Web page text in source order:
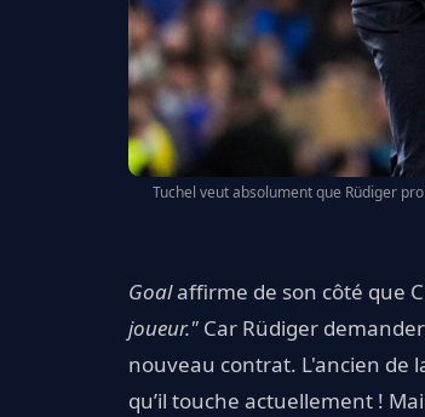
Tuchel veut absolument que Rüdiger
Goalaffirme de son côté que
joueur." Car Rüdiger
nouveau contrat. L'ancien de
qu’il touche actuellement !